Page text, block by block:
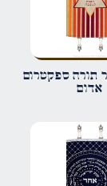
תורה ספקטרום
אדום